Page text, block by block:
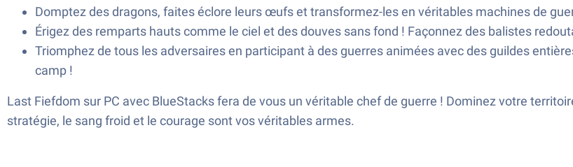
Domptez des dragons, faites éclore leurs œufs et transformez-les en véritables machines de
Érigez des remparts hauts comme le ciel et des douves sans fond ! Façonnez des balistes
Triomphez de tous les adversaires en participant à des guerres animées avec des guildes
camp !
Last Fiefdom sur PC avec BlueStacks fera de vous un véritable chef de guerre ! Dominez votre
stratégie, le sang froid et le courage sont vos véritables armes.